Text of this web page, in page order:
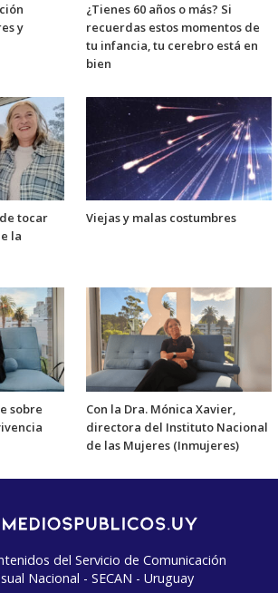
y
¿Tienes 60 años o más? Si
recuerdas estos momentos de
tu infancia, tu cerebro está en
bien
tocar
la
Viejas y malas costumbres
sobre
Con la Dra. Mónica Xavier,
directora del Instituto Nacional
de las Mujeres (Inmujeres)
del Servicio de Comunicación
Nacional - SECAN - Uruguay